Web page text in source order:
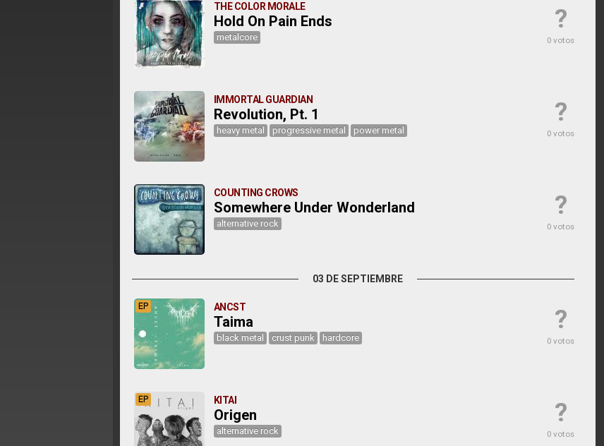
?
0 votos
THE COLOR MORALE
Hold On Pain Ends
metalcore
?
0 votos
IMMORTAL GUARDIAN
Revolution, Pt. 1
heavy metal progressive metal power metal
?
0 votos
COUNTING CROWS
Somewhere Under Wonderland
alternative rock
03 DE SEPTIEMBRE
?
0 votos
EP ANCST
Taima
black metal crust punk hardcore
?
0 votos
EP KITAI
Origen
alternative rock